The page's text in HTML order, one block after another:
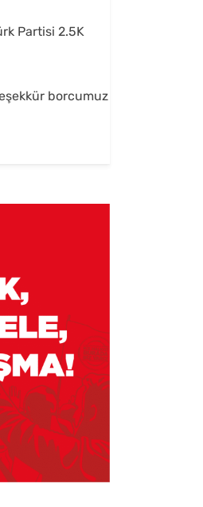
Partisi 2.5K
borcumuz